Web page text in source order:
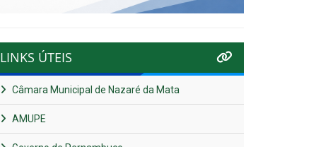
LINKS ÚTEIS
Câmara Municipal de Nazaré da Mata
AMUPE